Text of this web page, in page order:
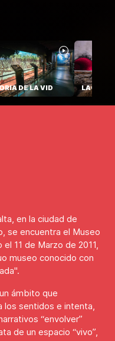
DE LA VID LAGAR Y
en la ciudad de
se encuentra el Museo
11 de Marzo de 2011,
museo conocido con
ámbito que
los sentidos e intenta,
“envolver”
de un espacio “vivo”,